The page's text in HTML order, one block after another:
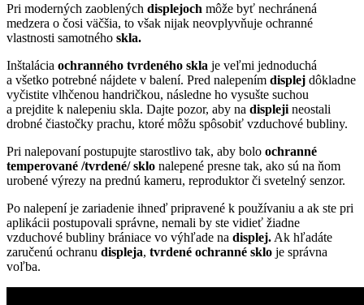
Pri moderných zaoblených displejoch môže byť nechránená
medzera o čosi väčšia, to však nijak neovplyvňuje ochranné
vlastnosti samotného skla.
Inštalácia ochranného tvrdeného skla je veľmi jednoduchá
a všetko potrebné nájdete v balení. Pred nalepením displej dôkladne
vyčistite vlhčenou handričkou, následne ho vysušte suchou
a prejdite k nalepeniu skla. Dajte pozor, aby na displeji neostali
drobné čiastočky prachu, ktoré môžu spôsobiť vzduchové bubliny.
Pri nalepovaní postupujte starostlivo tak, aby bolo ochranné
temperované /tvrdené/ sklo nalepené presne tak, ako sú na ňom
urobené výrezy na prednú kameru, reproduktor či svetelný senzor.
Po nalepení je zariadenie ihneď pripravené k používaniu a ak ste pri
aplikácii postupovali správne, nemali by ste vidieť žiadne
vzduchové bubliny brániace vo výhľade na displej. Ak hľadáte
zaručenú ochranu displeja, tvrdené ochranné sklo je správna
voľba.